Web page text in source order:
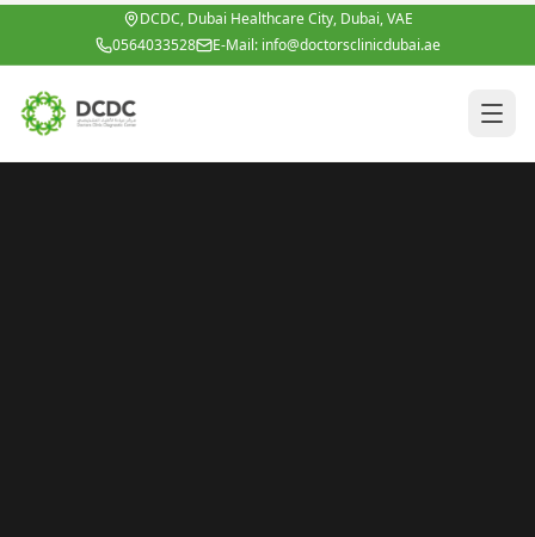
Zum Hauptinhalt springenDCDC, Dubai Healthcare City, Dubai, VAE
0564033528
E-Mail: info@doctorsclinicdubai.ae